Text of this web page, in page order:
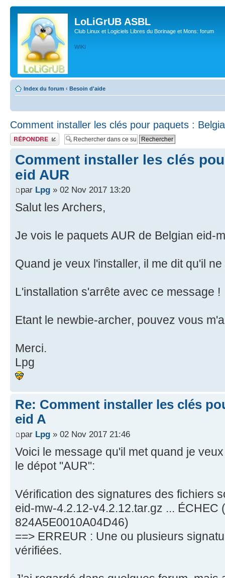
LoLiGrUB ASBL
Club Linux et Logiciels Libres du Borinage et Mons: forum
WIKI
Index du forum ‹ Besoin d'aide
Comment installer les clés pour paquets :
Publier une réponse
Comment installer les clés
eid AUR
par Lpg » 02 Nov 2017 13:20
Salut les Archers,
Je vois le paquets AUR de Belgian eid-
Quand je veux l'installer, il me dit qu'il
L'installation s'arrête avec ce message !
Etant le newbie-archer, pouvez vous
Merci.
Lpg
Re: Comment installer les clés
eid A
par Lpg » 02 Nov 2017 21:46
Voici le message qu'il met quand je
le dépot "AUR":
Vérification des signatures des fichiers
eid-mw-4.2.12-v4.2.12.tar.gz ... ÉCHEC
824A5E0010A04D46)
==> ERREUR : Une ou plusieurs
vérifiées.